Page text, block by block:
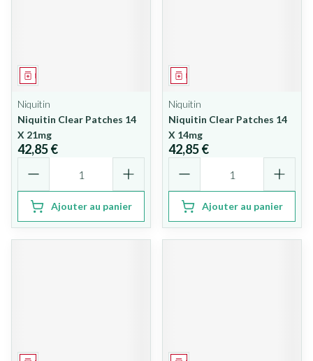
Médicament
Niquitin
Niquitin Clear Patches 14
X 21mg
42,85 €
Ajouter au panier
Médicament
Niquitin
Niquitin Clear Patches 14
X 14mg
42,85 €
Ajouter au panier